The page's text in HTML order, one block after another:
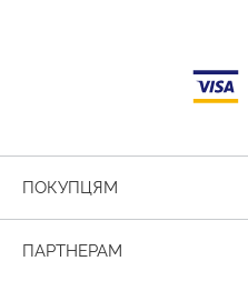
ПОКУПЦЯМ
ПАРТНЕРАМ